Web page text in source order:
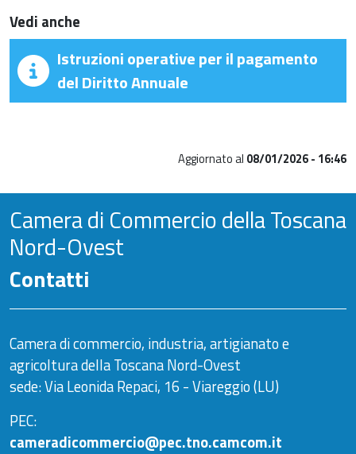
Vedi anche
Istruzioni operative per il pagamento
del Diritto Annuale
Aggiornato al 08/01/2026 - 16:46
Camera di Commercio della Toscana
Nord-Ovest
Contatti
Camera di commercio, industria, artigianato e
agricoltura della Toscana Nord-Ovest
sede: Via Leonida Repaci, 16 - Viareggio (LU)
PEC:
cameradicommercio@pec.tno.camcom.it